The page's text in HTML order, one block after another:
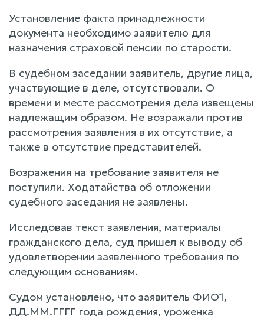
Установление факта принадлежности
документа необходимо заявителю для
назначения страховой пенсии по старости.
В судебном заседании заявитель, другие лица,
участвующие в деле, отсутствовали. О
времени и месте рассмотрения дела извещены
надлежащим образом. Не возражали против
рассмотрения заявления в их отсутствие, а
также в отсутствие представителей.
Возражения на требование заявителя не
поступили. Ходатайства об отложении
судебного заседания не заявлены.
Исследовав текст заявления, материалы
гражданского дела, суд пришел к выводу об
удовлетворении заявленного требования по
следующим основаниям.
Судом установлено, что заявитель ФИО1,
ДД.ММ.ГГГГ года рождения, уроженка